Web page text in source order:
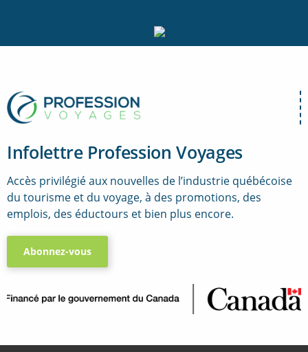
Infolettre Profession Voyages
Accès privilégié aux nouvelles de l’industrie québécoise
du tourisme et du voyage, à des promotions, des
emplois, des éductours et bien plus encore.
Abonnez-vous